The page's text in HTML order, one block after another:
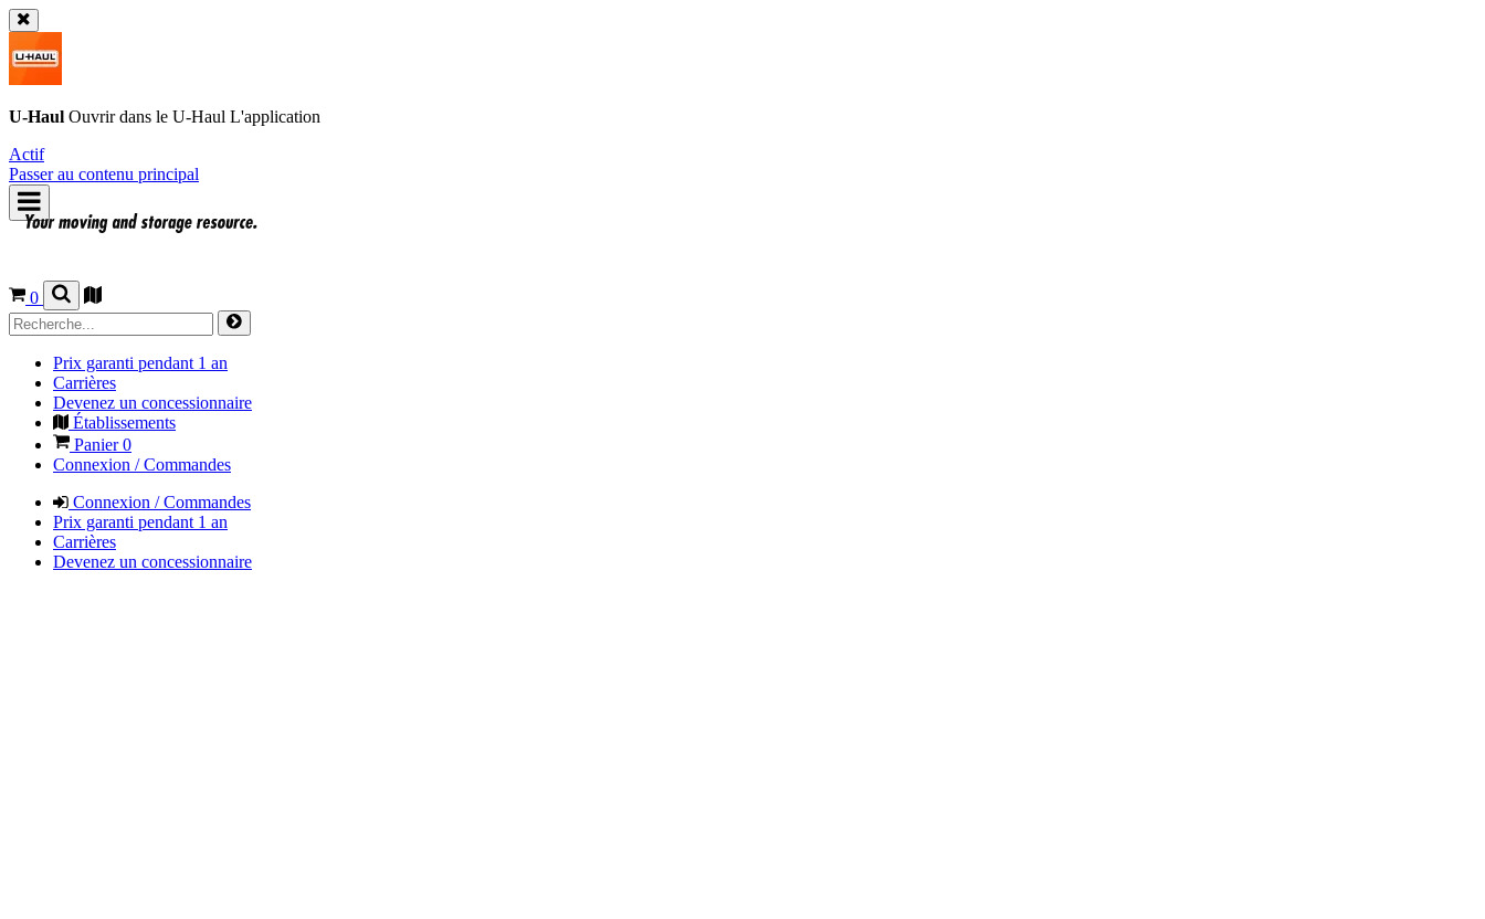
U-Haul Ouvrir dans le U-Haul L'application
Actif
Passer au contenu principal
0
Prix garanti pendant 1 an
Carrières
Devenez un concessionnaire
Établissements
Panier0
Connexion / Commandes
Connexion / Commandes
Prix garanti pendant 1 an
Carrières
Devenez un concessionnaire